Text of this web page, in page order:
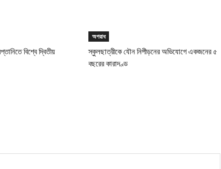
বিশ্বে দ্বিতীয়
অপরাধ
স্কুলছাত্রীকে যৌন নিপীড়নের অভিযোগে একজনের ৫
বছরের কারাদণ্ড